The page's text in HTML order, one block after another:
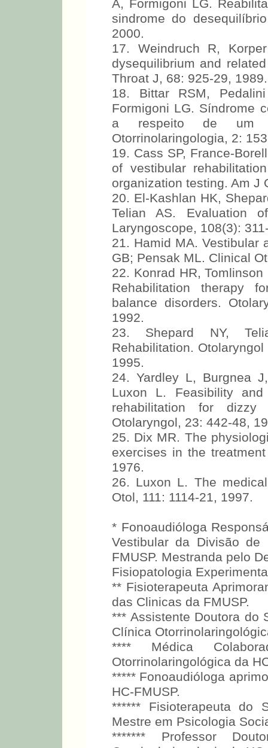
A, Formigoni LG.
sindrome do
2000.
17. Weindruch R,
dysequilibrium and
Throat J, 68: 925-29, 1989.
18. Bittar RSM,
Formigoni LG. Síndrome
a respeito de um
Otorrinolaringologia, 2:
19. Cass SP, France-
of vestibular
organization testing. Am J
20. El-Kashlan HK,
Telian AS. Evaluation
Laryngoscope, 108(3):
21. Hamid MA. Vestibular
GB; Pensak ML. Clinical
22. Konrad HR,
Rehabilitation therapy
balance disorders.
1992.
23. Shepard NY,
Rehabilitation.
1995.
24. Yardley L, Burgnea
Luxon L. Feasibility
rehabilitation for
Otolaryngol, 23: 442-48,
25. Dix MR. The
exercises in the
1976.
26. Luxon L. The
Otol, 111: 1114-21, 1997.
* Fonoaudióloga
Vestibular da Divisão de
FMUSP. Mestranda pelo
Fisiopatologia
** Fisioterapeuta
das Clinicas da FMUSP.
*** Assistente Doutora do
Clínica
**** Médica
Otorrinolaringológica da
***** Fonoaudióloga
HC-FMUSP.
****** Fisioterapeuta do
Mestre em Psicologia
******* Professor